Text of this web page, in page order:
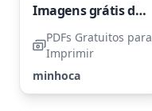
Imagens grátis de minhocas
PDFs Gratuitos para
Imprimir
minhoca